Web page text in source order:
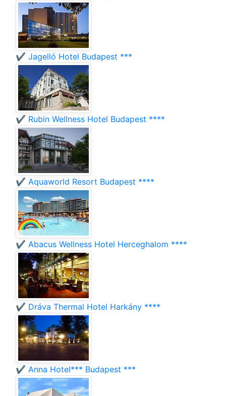
✔️ Jagelló Hotel Budapest ***
✔️ Rubin Wellness Hotel Budapest ****
✔️ Aquaworld Resort Budapest ****
✔️ Abacus Wellness Hotel Herceghalom ****
✔️ Dráva Thermal Hotel Harkány ****
✔️ Anna Hotel*** Budapest ***